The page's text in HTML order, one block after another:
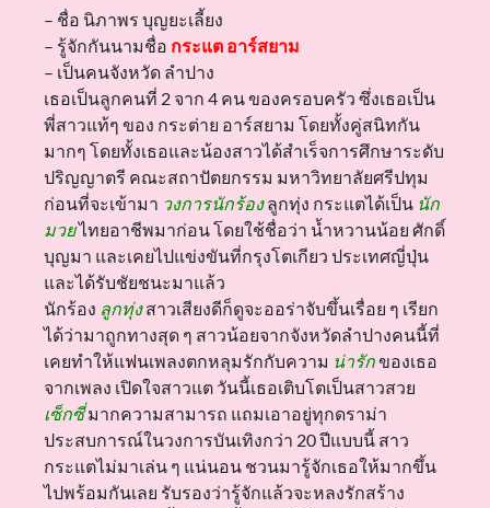
– ชื่อ นิภาพร บุญยะเลี้ยง
– รู้จักกันนามชื่อ กระแต อาร์สยาม
– เป็นคนจังหวัด ลำปาง
เธอเป็นลูกคนที่ 2 จาก 4 คน ของครอบครัว ซึ่งเธอเป็น
พี่สาวแท้ๆ ของ กระต่าย อาร์สยาม โดยทั้งคู่สนิทกัน
มากๆ โดยทั้งเธอและน้องสาวได้สำเร็จการศึกษาระดับ
ปริญญาตรี คณะสถาปัตยกรรม มหาวิทยาลัยศรีปทุม
ก่อนที่จะเข้ามา วงการนักร้องลูกทุ่ง กระแตได้เป็น นัก
มวยไทยอาชีพมาก่อน โดยใช้ชื่อว่า น้ำหวานน้อย ศักดิ์
บุญมา และเคยไปแข่งขันที่กรุงโตเกียว ประเทศญี่ปุ่น
และได้รับชัยชนะมาแล้ว
นักร้อง ลูกทุ่งสาวเสียงดีก็ดูจะออร่าจับขึ้นเรื่อย ๆ เรียก
ได้ว่ามาถูกทางสุด ๆ สาวน้อยจากจังหวัดลำปางคนนี้ที่
เคยทำให้แฟนเพลงตกหลุมรักกับความ น่ารักของเธอ
จากเพลง เปิดใจสาวแต วันนี้เธอเติบโตเป็นสาวสวย
เซ็กซี่มากความสามารถ แถมเอาอยู่ทุกดราม่า
ประสบการณ์ในวงการบันเทิงกว่า 20 ปีแบบนี้ สาว
กระแตไม่มาเล่น ๆ แน่นอน ชวนมารู้จักเธอให้มากขึ้น
ไปพร้อมกันเลย รับรองว่ารู้จักแล้วจะหลงรักสร้าง